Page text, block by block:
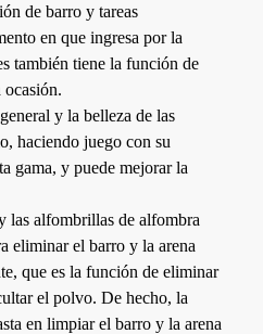
de barro y tareas
en que ingresa por la
también tiene la función de
ocasión.
y la belleza de las
haciendo juego con su
gama, y ​​puede mejorar la
alfombrillas de alfombra
eliminar el barro y la arena
que es la función de eliminar
el polvo. De hecho, la
en limpiar el barro y la arena